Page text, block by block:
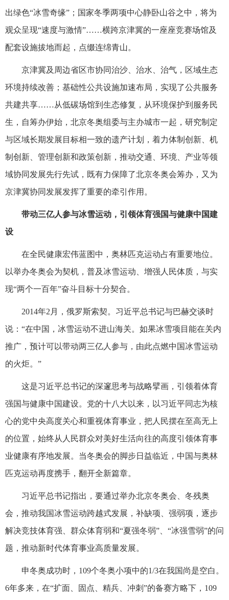
出绿色“冰雪奇缘”；国家冬季两项中心静卧山谷之中，将为
观众呈现“速度与激情”……横跨京津冀的一座座竞赛场馆及
配套设施拔地而起，点缀连绵青山。
京津冀及周边省区市协同治沙、治水、治气，区域生态
环境持续改善；基础性公共设施加速布局，实现了公共服务
共建共享……从低碳场馆到生态修复，从环境保护到服务民
生，自筹办伊始，北京冬奥组委与主办城市一起，研究制定
与区域长期发展目标相一致的遗产计划，着力体制创新、机
制创新、管理创新和政策创新，推动交通、环境、产业等领
域协同发展先行先试，既有力保障了北京冬奥会筹办，又为
京津冀协同发展发挥了重要的牵引作用。
带动三亿人参与冰雪运动，引领体育强国与健康中国建
设
在全民健康宏伟蓝图中，奥林匹克运动占有重要地位。
以举办冬奥会为契机，普及冰雪运动、增强人民体质，与实
现“两个一百年”奋斗目标十分契合。
2014年2月，俄罗斯索契。习近平总书记与巴赫交谈时
说：“在中国，冰雪运动不进山海关。如果冰雪项目能在关内
推广，预计可以带动两三亿人参与，由此点燃中国冰雪运动
的火炬。”
这是习近平总书记的深邃思考与战略擘画，引领着体育
强国与健康中国建设。党的十八大以来，以习近平同志为核
心的党中央高度关心和重视体育事业，把人民摆在至高无上
的位置，始终从人民群众对美好生活向往的高度引领体育事
业健康有序地发展。当冬奥会的脚步日益临近，中国与奥林
匹克运动再度携手，翻开全新篇章。
习近平总书记指出，要通过举办北京冬奥会、冬残奥
会，推动我国冰雪运动跨越式发展，补缺项、强弱项，逐步
解决竞技体育强、群众体育弱和“夏强冬弱”、“冰强雪弱”的问
题，推动新时代体育事业高质量发展。
申冬奥成功时，109个冬奥小项中的1/3在我国尚是空白。
6年多来，在“扩面、固点、精兵、冲刺”的备赛方略下，109